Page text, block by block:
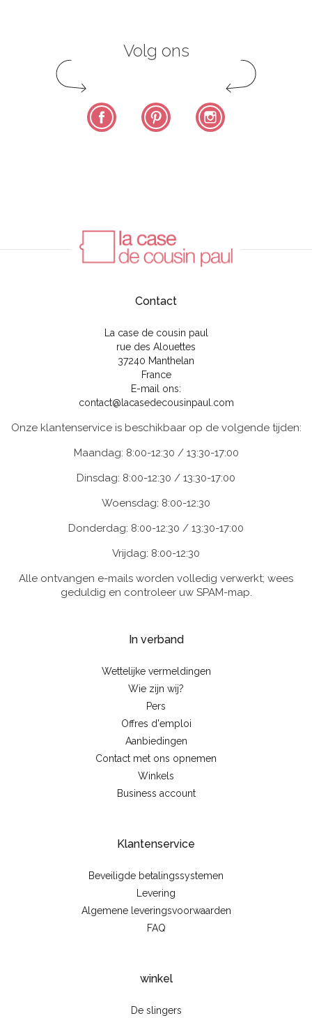
Volg ons
Facebook Pinterest
Contact
La case de cousin paul
rue des Alouettes
37240 Manthelan
France
E-mail ons:
contact@lacasedecousinpaul.com
Onze klantenservice is beschikbaar op de volgende tijden:
Maandag: 8:00-12:30 / 13:30-17:00
Dinsdag: 8:00-12:30 / 13:30-17:00
Woensdag: 8:00-12:30
Donderdag: 8:00-12:30 / 13:30-17:00
Vrijdag: 8:00-12:30
Alle ontvangen e-mails worden volledig verwerkt; wees
geduldig en controleer uw SPAM-map.
In verband
Wettelijke vermeldingen
Wie zijn wij?
Pers
Offres d'emploi
Aanbiedingen
Contact met ons opnemen
Winkels
Business account
Klantenservice
Beveiligde betalingssystemen
Levering
Algemene leveringsvoorwaarden
FAQ
winkel
De slingers